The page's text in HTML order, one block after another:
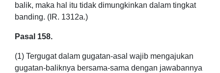
balik, maka hal itu tidak dimungkinkan dalam tingkat
banding. (IR. 1312a.)
Pasal 158.
(1) Tergugat dalam gugatan-asal wajib mengajukan
gugatan-baliknya bersama-sama dengan jawabannya